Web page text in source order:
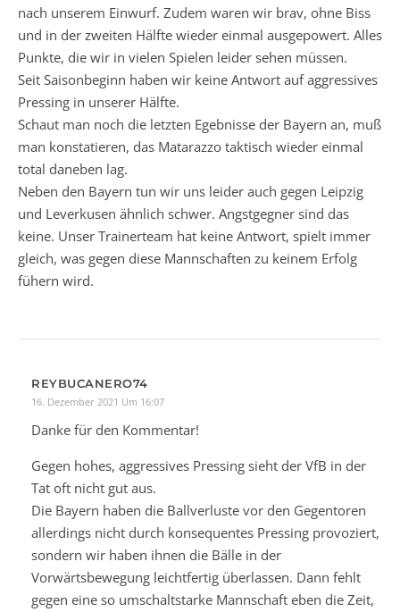
nach unserem Einwurf. Zudem waren wir brav, ohne Biss
und in der zweiten Hälfte wieder einmal ausgepowert. Alles
Punkte, die wir in vielen Spielen leider sehen müssen.
Seit Saisonbeginn haben wir keine Antwort auf aggressives
Pressing in unserer Hälfte.
Schaut man noch die letzten Egebnisse der Bayern an, muß
man konstatieren, das Matarazzo taktisch wieder einmal
total daneben lag.
Neben den Bayern tun wir uns leider auch gegen Leipzig
und Leverkusen ähnlich schwer. Angstgegner sind das
keine. Unser Trainerteam hat keine Antwort, spielt immer
gleich, was gegen diese Mannschaften zu keinem Erfolg
fühern wird.
REYBUCANERO74
16. Dezember 2021 Um 16:07
Danke für den Kommentar!
Gegen hohes, aggressives Pressing sieht der VfB in der
Tat oft nicht gut aus.
Die Bayern haben die Ballverluste vor den Gegentoren
allerdings nicht durch konsequentes Pressing provoziert,
sondern wir haben ihnen die Bälle in der
Vorwärtsbewegung leichtfertig überlassen. Dann fehlt
gegen eine so umschaltstarke Mannschaft eben die Zeit,